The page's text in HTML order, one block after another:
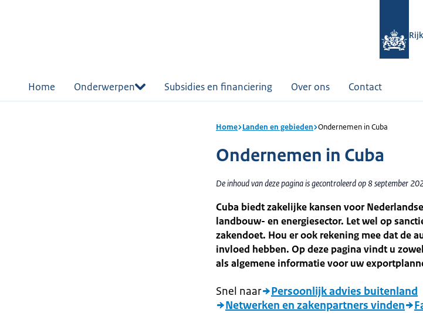
Home Onderwerpen Subsidies en financiering Over ons Contact
Home Landen en gebieden Ondernemen in Cuba
Ondernemen in Cuba
De inhoud van deze pagina is gecontroleerd op 8 september
Cuba biedt zakelijke kansen voor
landbouw- en energiesector. Let wel op
zakendoet. Hou er ook rekening mee dat de
invloed hebben. Op deze pagina vindt u
als algemene informatie voor uw
Snel naar
Persoonlijk advies buitenland
Netwerken en zakenpartners vinden